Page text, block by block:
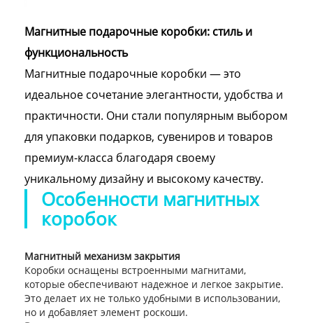
Магнитные подарочные коробки: стиль и
функциональность
Магнитные подарочные коробки — это
идеальное сочетание элегантности, удобства и
практичности. Они стали популярным выбором
для упаковки подарков, сувениров и товаров
премиум-класса благодаря своему
уникальному дизайну и высокому качеству.
Особенности магнитных
коробок
Магнитный механизм закрытия
Коробки оснащены встроенными магнитами,
которые обеспечивают надежное и легкое закрытие.
Это делает их не только удобными в использовании,
но и добавляет элемент роскоши.